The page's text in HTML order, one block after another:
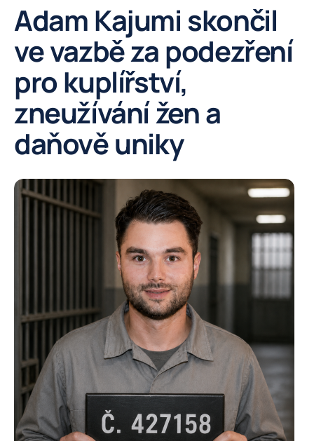
Adam Kajumi skončil
ve vazbě za podezření
pro kuplířství,
zneužívání žen a
daňově uniky